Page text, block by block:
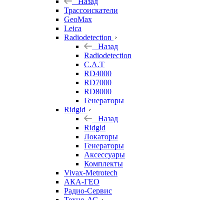
Трассоискатели
GeoMax
Leica
Radiodetection
Назад
Radiodetection
C.A.T
RD4000
RD7000
RD8000
Генераторы
Ridgid
Назад
Ridgid
Локаторы
Генераторы
Аксессуары
Комплекты
Vivax-Metrotech
АКА-ГЕО
Радио-Сервис